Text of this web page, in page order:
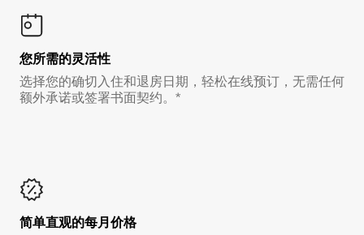
您所需的灵活性
选择您的确切入住和退房日期，轻松在线预订，无需任何
额外承诺或签署书面契约。*
简单直观的每月价格